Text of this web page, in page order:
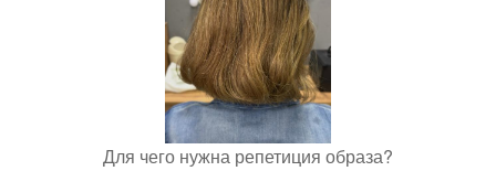
Для чего нужна репетиция образа?